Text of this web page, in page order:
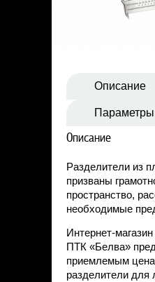
Контакты
Описание
Параметры
Описание
Разделители из
призваны
пространство,
необходимые
Интернет-
ПТК «Белва»
приемлемым
разделители для